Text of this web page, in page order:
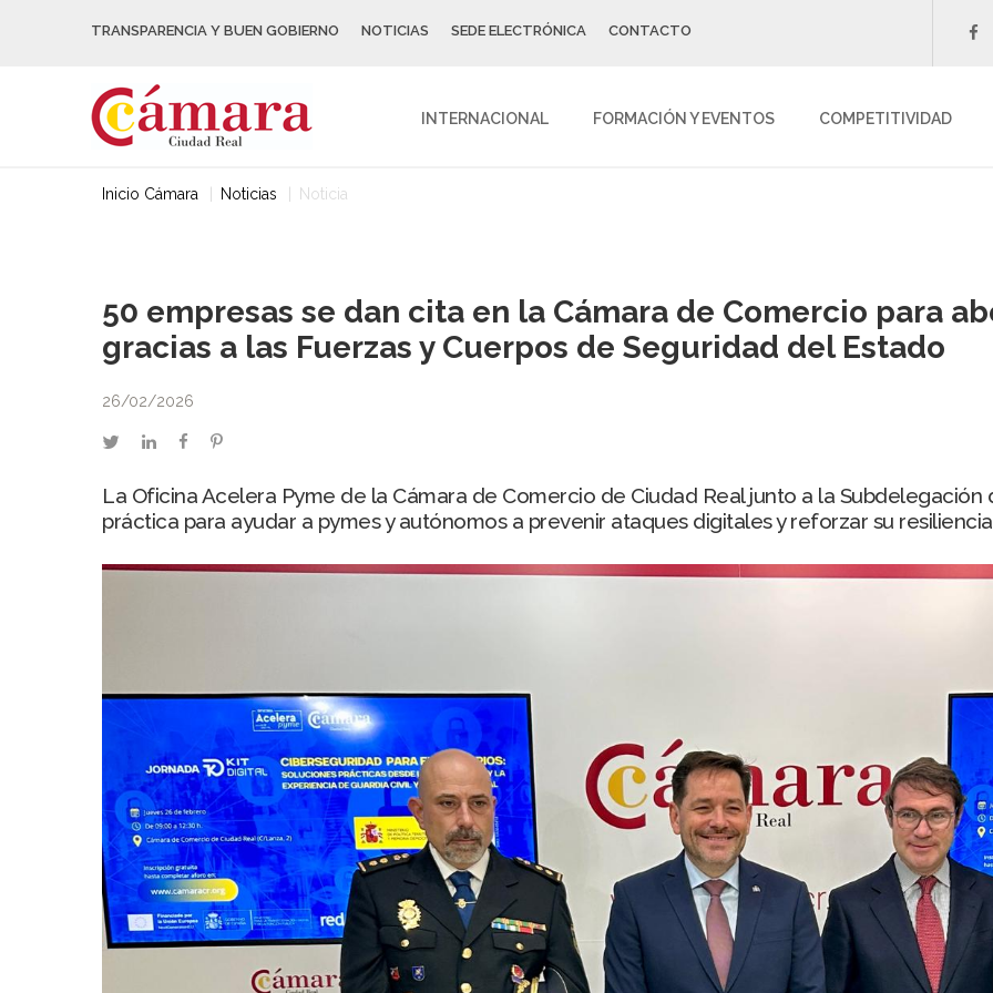
TRANSPARENCIA Y BUEN GOBIERNO NOTICIAS SEDE ELECTRÓNICA CONTACTO
INTERNACIONAL FORMACIÓN Y EVENTOS COMPETITIVIDAD
Inicio Cámara Noticias Noticia
50 empresas se dan cita en la Cámara de Comercio para
gracias a las Fuerzas y Cuerpos de Seguridad del Estado
26/02/2026
twitterlinkedinfacebookpinterest
La Oficina Acelera Pyme de la Cámara de Comercio de Ciudad Real junto a la
práctica para ayudar a pymes y autónomos a prevenir ataques digitales y reforzar su